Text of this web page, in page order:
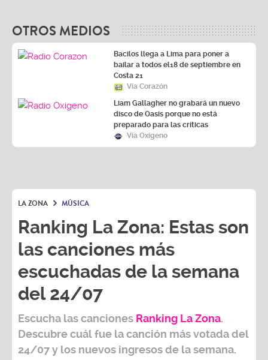
OTROS MEDIOS
Bacilos llega a Lima para poner a
bailar a todos el18 de septiembre en
Costa 21
Vía Corazón
Liam Gallagher no grabará un nuevo
disco de Oasis porque no está
preparado para las críticas
Vía Oxígeno
LA ZONA MÚSICA
Ranking La Zona: Estas son
las canciones más
escuchadas de la semana
del 24/07
Escucha las canciones Ranking La Zona.
Descubre cuál fue la canción más votada del
24/07y los nuevos ingresos de la semana.